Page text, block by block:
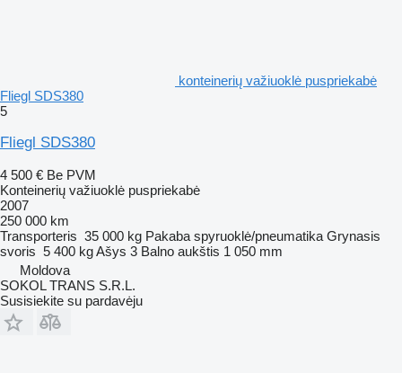
konteinerių važiuoklė puspriekabė
Fliegl SDS380
5
Fliegl SDS380
4 500 € Be PVM
Konteinerių važiuoklė puspriekabė
2007
250 000 km
Transporteris 35 000 kg Pakaba spyruoklė/pneumatika Grynasis
svoris 5 400 kgAšys 3 Balno aukštis 1 050 mm
Moldova
SOKOL TRANS S.R.L.
Susisiekite su pardavėju